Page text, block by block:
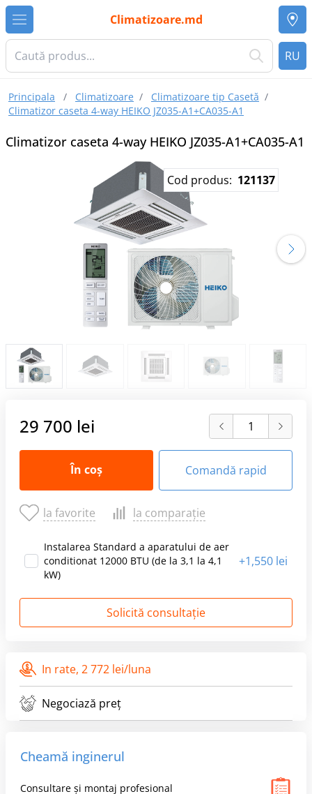
Climatizoare.md
RU
Principala / Climatizoare / Climatizoare tip Casetă /
Climatizor caseta 4-way HEIKO JZ035-A1+CA035-A1
Climatizor caseta 4-way HEIKO JZ035-A1+CA035-A1
Cod produs: 121137
29 700 lei
În coș Comandă rapid
la favorite la comparație
Instalarea Standard a aparatului de aer
conditionat 12000 BTU (de la 3,1 la 4,1
kW)
+1,550 lei
Solicită consultație
In rate, 2 772 lei/luna
Negociază preț
Cheamă inginerul
Consultare și montaj profesional